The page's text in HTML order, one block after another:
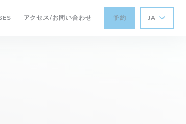
で開きます))
((新しいウィンドウで開きます))
アクセス/お問い合わせ 予約 JA